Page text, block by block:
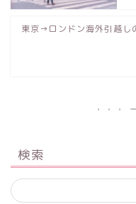
東京→ロンドン海外引越し
検索